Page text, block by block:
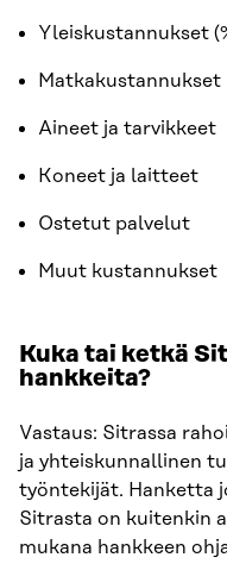
Yleiskustannukset
Matkakustannukset
Aineet ja tarvikkeet
Koneet ja laitteet
Ostetut palvelut
Muut kustannukset
Kuka tai ketkä
hankkeita?
Vastaus: Sitrassa
ja yhteiskunnallinen
työntekijät. Hanketta
Sitrasta on kuitenkin
mukana hankkeen